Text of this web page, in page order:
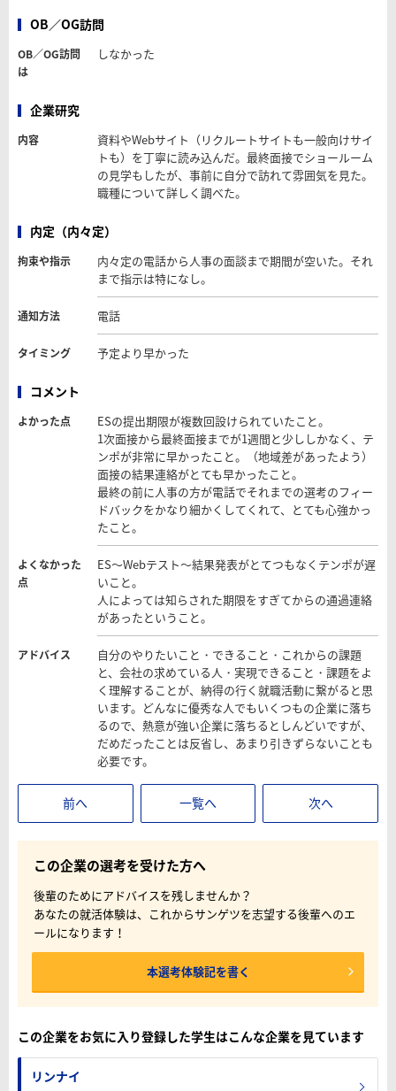
OB／OG訪問
OB／OG訪問
は
しなかった
企業研究
内容
資料やWebサイト（リクルートサイトも一般向けサイ
トも）を丁寧に読み込んだ。最終面接でショールーム
の見学もしたが、事前に自分で訪れて雰囲気を見た。
職種について詳しく調べた。
内定（内々定）
拘束や指示
内々定の電話から人事の面談まで期間が空いた。それ
まで指示は特になし。
通知方法 電話
タイミング 予定より早かった
コメント
よかった点
ESの提出期限が複数回設けられていたこと。
1次面接から最終面接までが1週間と少ししかなく、テ
ンポが非常に早かったこと。（地域差があったよう）
面接の結果連絡がとても早かったこと。
最終の前に人事の方が電話でそれまでの選考のフィー
ドバックをかなり細かくしてくれて、とても心強かっ
たこと。
よくなかった
点
ES～Webテスト～結果発表がとてつもなくテンポが遅
いこと。
人によっては知らされた期限をすぎてからの通過連絡
があったということ。
アドバイス
自分のやりたいこと・できること・これからの課題
と、会社の求めている人・実現できること・課題をよ
く理解することが、納得の行く就職活動に繋がると思
います。どんなに優秀な人でもいくつもの企業に落ち
るので、熱意が強い企業に落ちるとしんどいですが、
だめだったことは反省し、あまり引きずらないことも
必要です。
前へ 一覧へ 次へ
この企業の選考を受けた方へ
後輩のためにアドバイスを残しませんか？
あなたの就活体験は、これからサンゲツを志望する後輩へのエ
ールになります！
本選考体験記を書く
この企業をお気に入り登録した学生はこんな企業を見ています
リンナイ